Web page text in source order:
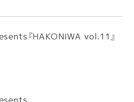
『HAKONIWA vol.11』